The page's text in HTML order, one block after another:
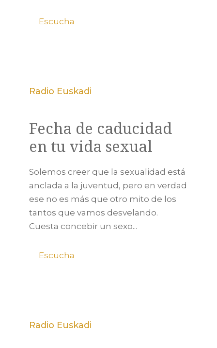
Escucha
Radio Euskadi
Fecha de caducidad
en tu vida sexual
Solemos creer que la sexualidad está
anclada a la juventud, pero en verdad
ese no es más que otro mito de los
tantos que vamos desvelando.
Cuesta concebir un sexo...
Escucha
Radio Euskadi